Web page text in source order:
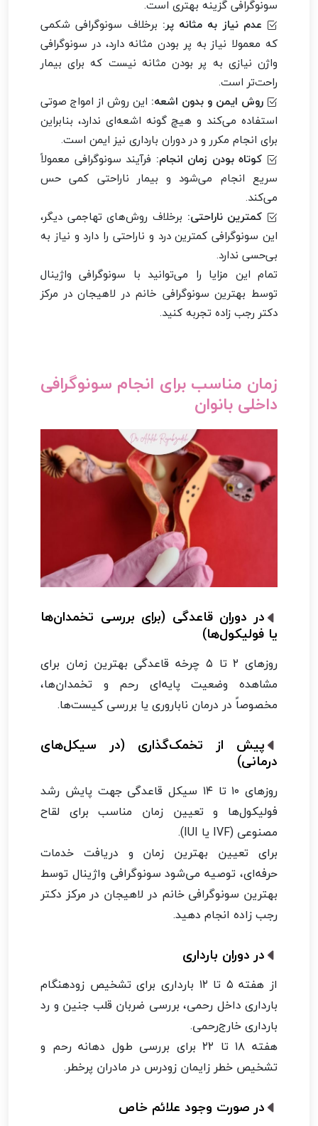
سونوگرافی گزینه بهتری است.
عدم نیاز به مثانه پر: برخلاف سونوگرافی شکمی
که معمولا نیاز به پر بودن مثانه دارد، در سونوگرافی
واژن نیازی به پر بودن مثانه نیست که برای بیمار
راحت‌تر است.
روش ایمن و بدون اشعه: این روش از امواج صوتی
استفاده می‌کند و هیچ گونه اشعه‌ای ندارد، بنابراین
برای انجام مکرر و در دوران بارداری نیز ایمن است.
کوتاه بودن زمان انجام: فرآیند سونوگرافی معمولاً
سریع انجام می‌شود و بیمار ناراحتی کمی حس
می‌کند.
کمترین ناراحتی: برخلاف روش‌های تهاجمی دیگر،
این سونوگرافی کمترین درد و ناراحتی را دارد و نیاز به
بی‌حسی ندارد.
تمام این مزایا را می‌توانید با سونوگرافی واژینال
توسط بهترین سونوگرافی خانم در لاهیجان در مرکز
دکتر رجب زاده تجربه کنید.
زمان مناسب برای انجام سونوگرافی
داخلی بانوان
در دوران قاعدگی (برای بررسی تخمدان‌ها
یا فولیکول‌ها)
روزهای ۲ تا ۵ چرخه قاعدگی بهترین زمان برای
مشاهده وضعیت پایه‌ای رحم و تخمدان‌ها،
مخصوصاً در درمان ناباروری یا بررسی کیست‌ها.
پیش از تخمک‌گذاری (در سیکل‌های
درمانی)
روزهای ۱۰ تا ۱۴ سیکل قاعدگی جهت پایش رشد
فولیکول‌ها و تعیین زمان مناسب برای لقاح
مصنوعی (IVF یا IUI).
برای تعیین بهترین زمان و دریافت خدمات
حرفه‌ای، توصیه می‌شود سونوگرافی واژینال توسط
بهترین سونوگرافی خانم در لاهیجان در مرکز دکتر
رجب زاده انجام دهید.
در دوران بارداری
از هفته ۵ تا ۱۲ بارداری برای تشخیص زودهنگام
بارداری داخل رحمی، بررسی ضربان قلب جنین و رد
بارداری خارج‌رحمی.
هفته ۱۸ تا ۲۲ برای بررسی طول دهانه رحم و
تشخیص خطر زایمان زودرس در مادران پرخطر.
در صورت وجود علائم خاص